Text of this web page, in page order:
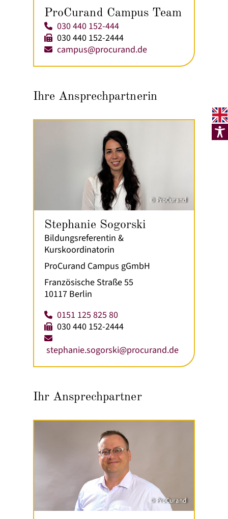
ProCurand Campus Team
030 440 152-444
030 440 152-2444
campus@procurand.de
Ihre Ansprechpartnerin
© ProCurand
Stephanie Sogorski
Bildungsreferentin &
Kurskoordinatorin
ProCurand Campus gGmbH
Französische Straße 55
10117 Berlin
0151 125 825 80
030 440 152-2444
stephanie.sogorski@procurand.de
Ihr Ansprechpartner
© ProCurand